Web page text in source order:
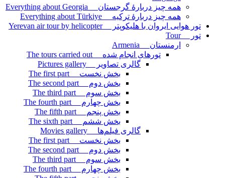
همه چیز دربارۀ گرجستان Everything about Georgia
همه چیز دربارۀ ترکیه Everything about Türkiye
تور هوایی ایروان با هلیکوپتر Yerevan air tour by helicopter
تور Tour
ارمنستان Armenia
تورهای انجام شده The tours carried out
گالری تصاویر Pictures gallery
بخش نخست The first part
بخش دوم The second part
بخش سوم The third part
بخش چهارم The fourth part
بخش پنجم The fifth part
بخش ششم The sixth part
گالری فیلم‌ها Movies gallery
بخش نخست The first part
بخش دوم The second part
بخش سوم The third part
بخش چهارم The fourth part